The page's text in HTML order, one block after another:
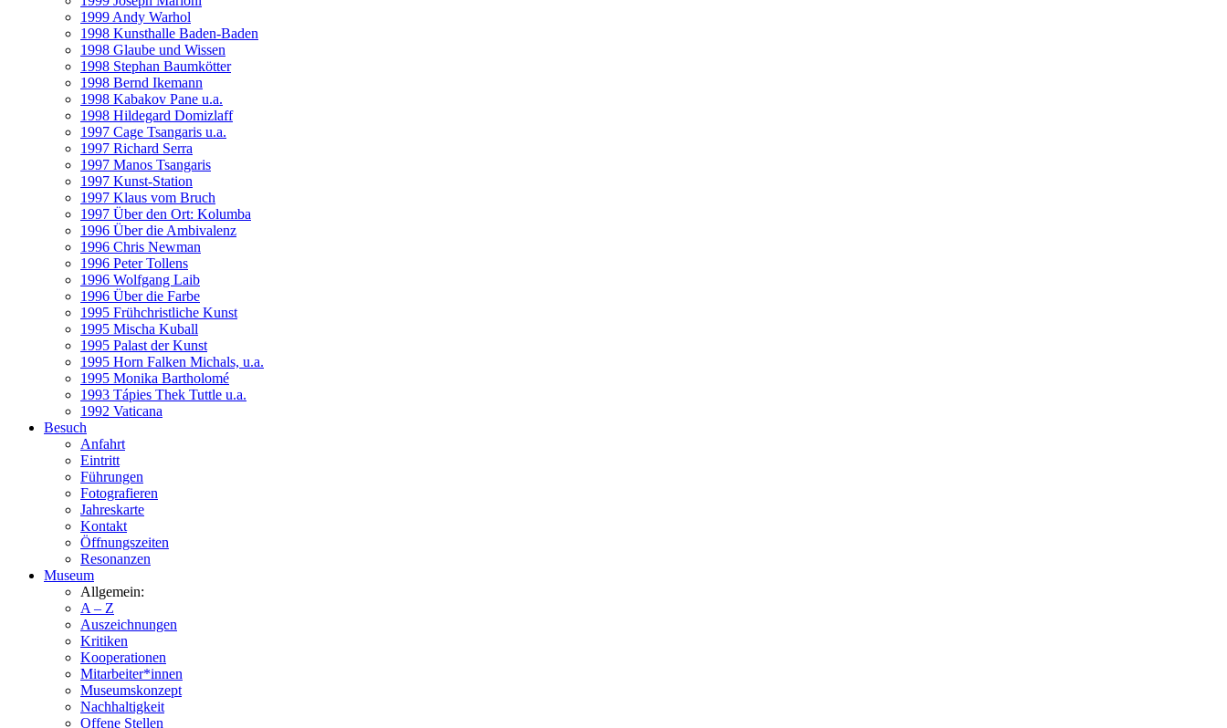
1999 Andy Warhol
1998 Kunsthalle Baden-Baden
1998 Glaube und Wissen
1998 Stephan Baumkötter
1998 Bernd Ikemann
1998 Kabakov Pane u.a.
1998 Hildegard Domizlaff
1997 Cage Tsangaris u.a.
1997 Richard Serra
1997 Manos Tsangaris
1997 Kunst-Station
1997 Klaus vom Bruch
1997 Über den Ort: Kolumba
1996 Über die Ambivalenz
1996 Chris Newman
1996 Peter Tollens
1996 Wolfgang Laib
1996 Über die Farbe
1995 Frühchristliche Kunst
1995 Mischa Kuball
1995 Palast der Kunst
1995 Horn Falken Michals, u.a.
1995 Monika Bartholomé
1993 Tápies Thek Tuttle u.a.
1992 Vaticana
Besuch
Anfahrt
Eintritt
Führungen
Fotografieren
Jahreskarte
Kontakt
Öffnungszeiten
Resonanzen
Museum
Allgemein:
A – Z
Auszeichnungen
Kritiken
Kooperationen
Mitarbeiter*innen
Museumskonzept
Nachhaltigkeit
Offene Stellen